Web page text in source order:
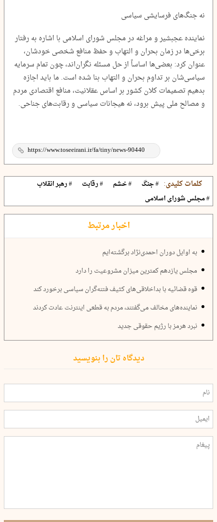
نه جنگ‌های فرسایشی سیاسی
نماینده عجبشیر و مراغه در مجلس شورای اسلامی با اشاره به رفتار
برخی‌ها در زمان بحران و التهاب و حفظ منافع شخصی خودشان،
عنوان کرد: بعضی‌ها اساساً از حل مسئله نگران‌اند، چون تمام سرمایه
سیاسی‌شان بر تداوم بحران و التهاب بنا شده است. ما باید اجازه
بدهیم تصمیمات کلان کشور بر اساس عقلانیت، منافع اقتصادی مردم
و مصالح ملی پیش برود، نه هیجانات سیاسی و رقابت‌های جناحی.
کلمات کلیدی: # جنگ # خشم # رقابت
# رهبر انقلاب
# مجلس شورای اسلامی
اخبار مرتبط
به اوایل دوران احمدی‌نژاد برگشته‌ایم
مجلس یازدهم کمترین میزان مشروعیت را دارد
قوه قضائیه با بداخلاقی‌های کثیف فتنه‌گران سیاسی برخورد کند
نماینده‌های مخالف می‌گفتند، مردم به قطعی اینترنت عادت کردند
نبرد هرمز با رژیم حقوقی جدید
دیدگاه تان را بنویسید